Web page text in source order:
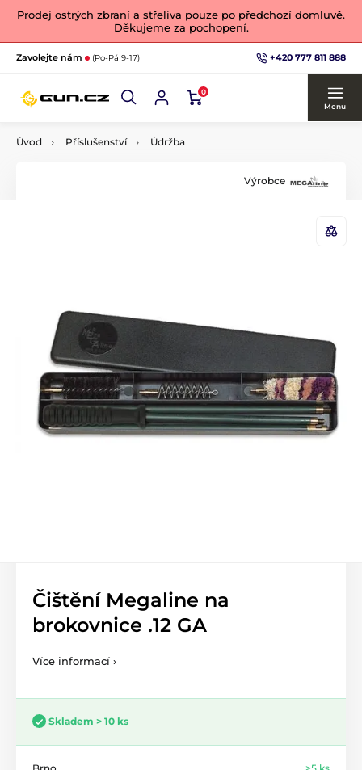
Prodej ostrých zbraní a střeliva pouze po předchozí domluvě.
Děkujeme za pochopení.
Zavolejte nám (Po-Pá 9-17) +420 777 811 888
0
Menu
Úvod Příslušenství Údržba
Výrobce
Čištění Megaline na
brokovnice .12 GA
Více informací ›
Skladem > 10 ks